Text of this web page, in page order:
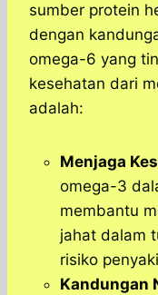
sumber protein
dengan
omega-6 yang
kesehatan dari
adalah:
Menjaga
omega-3
membantu
jahat dalam
risiko
Kandungan